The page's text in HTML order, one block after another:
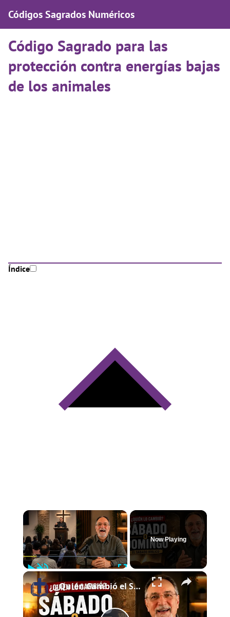
Códigos Sagrados Numéricos
Código Sagrado para las
protección contra energías bajas
de los animales
Índice
×
PlayUnmute Fullscreen
Now Playing
×
¿Quién Cambió el Sábado al Domingo? | El Sábado Bíblico